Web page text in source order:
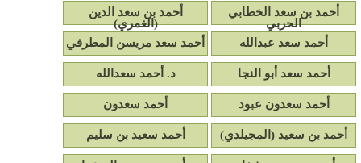
أحمد بن سعد الخطابي
الحربي
أحمد بن سعد الدين
(الغمري)
أحمد سعد عبدالله
أحمد سعد مريسن المطرفي
أحمد سعد أبو النجا د. أحمد سعدالله
أحمد سعدون عبود أحمد سعدون
أحمد بن سعيد (المجيلدي) أحمد سعيد بن سليم